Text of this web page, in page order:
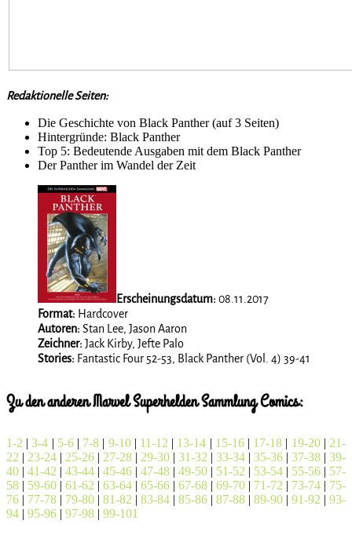
Redaktionelle Seiten:
Die Geschichte von Black Panther (auf 3 Seiten)
Hintergründe: Black Panther
Top 5: Bedeutende Ausgaben mit dem Black Panther
Der Panther im Wandel der Zeit
Erscheinungsdatum: 08.11.2017
Format: Hardcover
Autoren: Stan Lee, Jason Aaron
Zeichner: Jack Kirby, Jefte Palo
Stories: Fantastic Four 52-53, Black Panther (Vol. 4) 39-41
Zu den anderen Marvel Superhelden Sammlung Comics:
1-2 |3-4 | 5-6| 7-8 | 9-10| 11-12 | 13-14 | 15-16| 17-18 | 19-20| 21-
22 | 23-24 | 25-26 | 27-28 | 29-30 | 31-32 | 33-34 | 35-36 | 37-38 | 39-
40 | 41-42 | 43-44 | 45-46 | 47-48 | 49-50 | 51-52 | 53-54 | 55-56 | 57-
58 | 59-60 | 61-62 | 63-64 | 65-66 | 67-68 | 69-70 | 71-72 | 73-74 | 75-
76 | 77-78 | 79-80 | 81-82 | 83-84 | 85-86 | 87-88 | 89-90 | 91-92 | 93-
94 | 95-96 | 97-98 | 99-101